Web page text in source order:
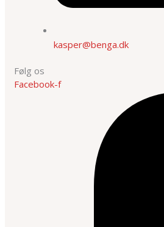
kasper@benga.dk
Følg os
Facebook-f